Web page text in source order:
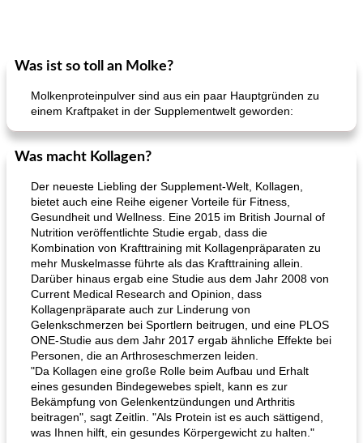
Was ist so toll an Molke?
Molkenproteinpulver sind aus ein paar Hauptgründen zu
einem Kraftpaket in der Supplementwelt geworden:
Was macht Kollagen?
Der neueste Liebling der Supplement-Welt, Kollagen,
bietet auch eine Reihe eigener Vorteile für Fitness,
Gesundheit und Wellness. Eine 2015 im British Journal of
Nutrition veröffentlichte Studie ergab, dass die
Kombination von Krafttraining mit Kollagenpräparaten zu
mehr Muskelmasse führte als das Krafttraining allein.
Darüber hinaus ergab eine Studie aus dem Jahr 2008 von
Current Medical Research and Opinion, dass
Kollagenpräparate auch zur Linderung von
Gelenkschmerzen bei Sportlern beitrugen, und eine PLOS
ONE-Studie aus dem Jahr 2017 ergab ähnliche Effekte bei
Personen, die an Arthroseschmerzen leiden.
"Da Kollagen eine große Rolle beim Aufbau und Erhalt
eines gesunden Bindegewebes spielt, kann es zur
Bekämpfung von Gelenkentzündungen und Arthritis
beitragen", sagt Zeitlin. "Als Protein ist es auch sättigend,
was Ihnen hilft, ein gesundes Körpergewicht zu halten."